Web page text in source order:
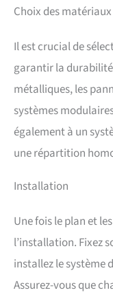
Choix des matériaux
Il est crucial de
garantir la
métalliques, les
systèmes
également à un
une répartition
Installation
Une fois le plan et
l’installation. Fixez
installez le système
Assurez-vous que